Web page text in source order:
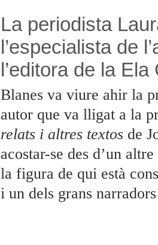
La periodista
l’especialista de
l’editora de la
Blanes va viure ahir la
autor que va lligat a la
relats i altres textosde
acostar-se des d’un
la figura de qui està
i un dels grans